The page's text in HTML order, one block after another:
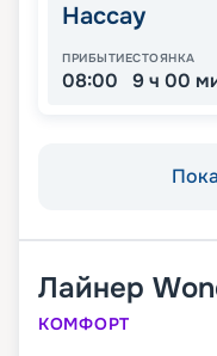
Нассау
ПРИБЫТИЕ
08:00
СТОЯНКА
9 ч 00
Лайнер
КОМФОРТ